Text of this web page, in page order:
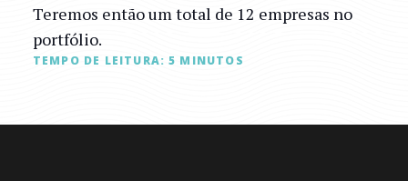
Teremos então um total de 12 empresas no
portfólio.
TEMPO DE LEITURA: 5 MINUTOS